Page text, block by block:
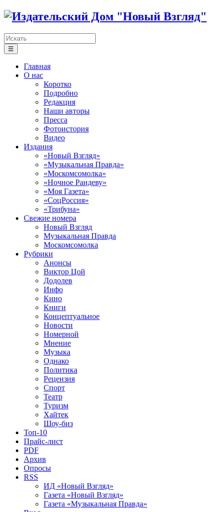
☰
Главная
О нас
Коротко
Подробно
Редакция
Наши авторы
Пресса
Фотоистория
Видео
Издания
«Новый Взгляд»
«Музыкальная Правда»
«Москомсомолка»
«Ночное Рандеву»
«Моя Газета»
«СоцРоссия»
«Трибуна»
Свежие номера
Новый Взгляд
Музыкальная Правда
Москомсомолка
Рубрики
Анонсы
Виктор Цой
Додолев
Инфо
Кино
Книги
Концептуальное
Новости
Номерной
Мнение
Музыка
Однако
Политика
Рецензия
Спорт
Театр
Туризм
Хайтек
Шоу-биз
Топ-10
Прайс-лист
PDF
Архив
Опросы
RSS
ИД «Новый Взгляд»
Газета «Новый Взгляд»
Газета «Музыкальная Правда»